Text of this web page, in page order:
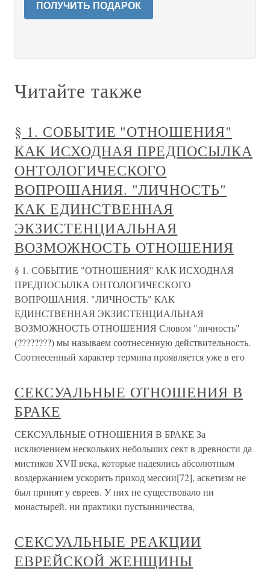
ПОЛУЧИТЬ ПОДАРОК
Читайте также
§ 1. СОБЫТИЕ "ОТНОШЕНИЯ"
КАК ИСХОДНАЯ ПРЕДПОСЫЛКА
ОНТОЛОГИЧЕСКОГО
ВОПРОШАНИЯ. "ЛИЧНОСТЬ"
КАК ЕДИНСТВЕННАЯ
ЭКЗИСТЕНЦИАЛЬНАЯ
ВОЗМОЖНОСТЬ ОТНОШЕНИЯ
§ 1. СОБЫТИЕ "ОТНОШЕНИЯ" КАК ИСХОДНАЯ
ПРЕДПОСЫЛКА ОНТОЛОГИЧЕСКОГО
ВОПРОШАНИЯ. "ЛИЧНОСТЬ" КАК
ЕДИНСТВЕННАЯ ЭКЗИСТЕНЦИАЛЬНАЯ
ВОЗМОЖНОСТЬ ОТНОШЕНИЯ Словом "личность"
(????????) мы называем соотнесенную действительность.
Соотнесенный характер термина проявляется уже в его
СЕКСУАЛЬНЫЕ ОТНОШЕНИЯ В
БРАКЕ
СЕКСУАЛЬНЫЕ ОТНОШЕНИЯ В БРАКЕ За
исключением нескольких небольших сект в древности да
мистиков XVII века, которые надеялись абсолютным
воздержанием ускорить приход мессии[72], аскетизм не
был принят у евреев. У них не существовало ни
монастырей, ни практики пустынничества,
СЕКСУАЛЬНЫЕ РЕАКЦИИ
ЕВРЕЙСКОЙ ЖЕНЩИНЫ